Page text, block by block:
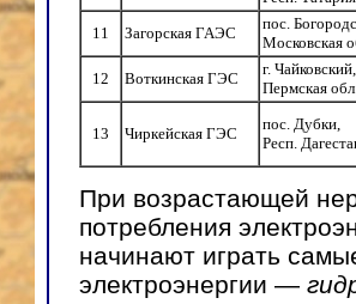
11
Загорская ГАЭС
пос.
Московская
12
Воткинская ГЭС
г. Чайковский,
Пермская
13 Чиркейская ГЭС
пос. Дубки,
Респ.
При возрастающей
потребления
начинают играть
электроэнергии —